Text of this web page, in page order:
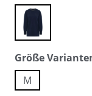
cold water
Größe
M